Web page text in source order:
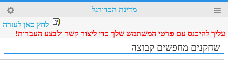
47
מדינת הכדורגל
לחץ כאן לעזרה
עליך להיכנס עם פרטי המשתמש שלך כדי ליצור קשר ולבצע העברות!
שחקנים מחפשים קבוצה
4